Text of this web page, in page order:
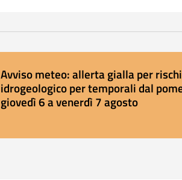
Avviso meteo: allerta gialla per
idrogeologico per temporali dal
giovedì 6 a venerdì 7 agosto